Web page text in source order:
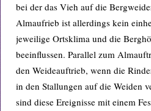
bei der das Vieh auf die
Almaufrieb ist allerdings kein
jeweilige Ortsklima und die
beeinflussen. Parallel zum
den Weideauftrieb, wenn die
in den Stallungen auf die Weiden
sind diese Ereignisse mit einem